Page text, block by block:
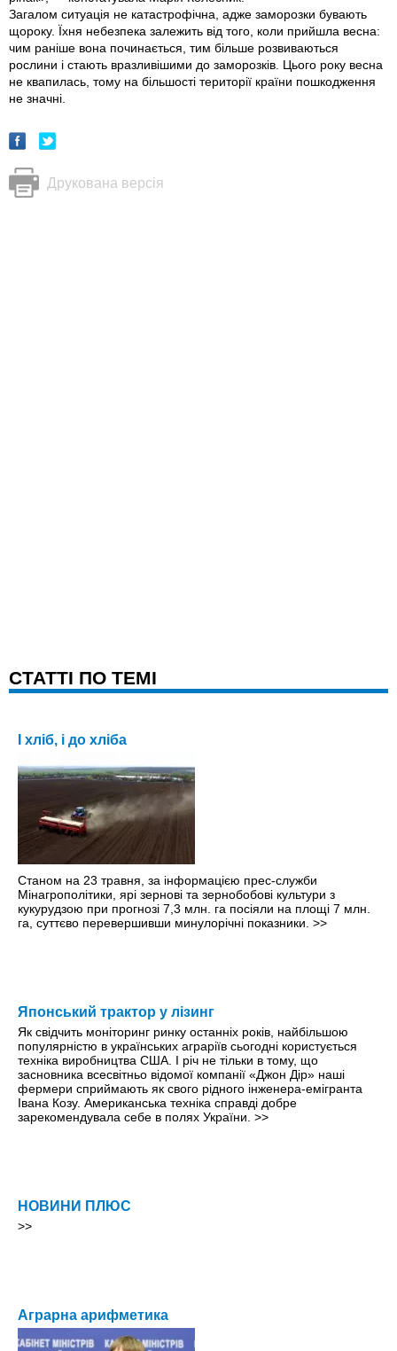
Загалом ситуація не катастрофічна, адже заморозки бувають
щороку. Їхня небезпека залежить від того, коли прийшла весна:
чим раніше вона починається, тим більше розвиваються
рослини і стають вразливішими до заморозків. Цього року весна
не квапилась, тому на більшості території країни пошкодження
не значні.
Друкована версія
CТАТТІ ПО ТЕМІ
І хліб, і до хліба
Станом на 23 травня, за інформацією прес-служби
Мінагрополітики, ярі зернові та зернобобові культури з
кукурудзою при прогнозі 7,3 млн. га посіяли на площі 7 млн.
га, суттєво перевершивши минулорічні показники. >>
Японський трактор у лізинг
Як свідчить моніторинг ринку останніх років, найбільшою
популярністю в українських аграріїв сьогодні користується
техніка виробництва США. І рiч не тільки в тому, що
засновника всесвітньо відомої компанії «Джон Дір» наші
фермери сприймають як свого рідного інженера-емігранта
Івана Козу. Американська техніка справді добре
зарекомендувала себе в полях України. >>
НОВИНИ ПЛЮС
>>
Аграрна арифметика